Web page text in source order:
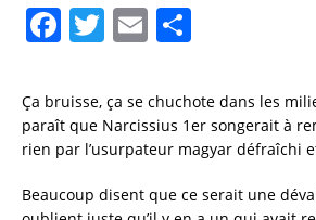
F
c
e
b
o
T
it
te
r
E
ai
l
a
re
Ça bruisse, ça se chuchote dans les
paraît que Narcissius 1er songerait à
rien par l’usurpateur magyar défraîchi
Beaucoup disent que ce serait une